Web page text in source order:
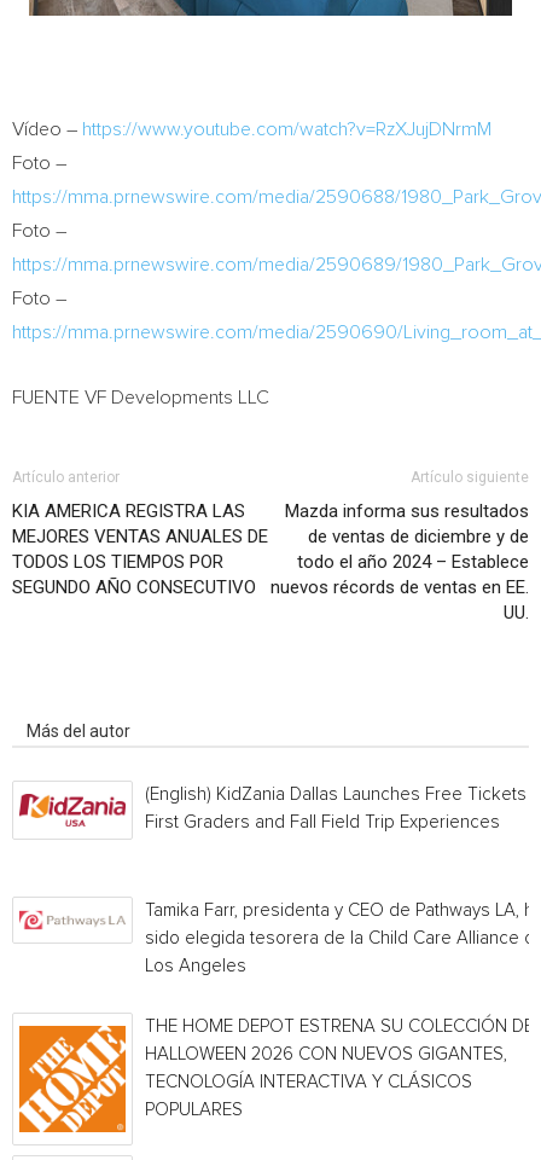
Vídeo – https://www.youtube.com/watch?v=RzXJujDNrmM
Foto –
https://mma.prnewswire.com/media/2590688/
Foto –
https://mma.prnewswire.com/media/2590689/
Foto –
https://mma.prnewswire.com/media/2590690/
FUENTE VF Developments LLC
Artículo anterior
KIA AMERICA REGISTRA LAS
MEJORES VENTAS ANUALES DE
TODOS LOS TIEMPOS POR
SEGUNDO AÑO CONSECUTIVO
Artículo siguiente
Mazda informa sus resultados
de ventas de diciembre y de
todo el año 2024 – Establece
nuevos récords de ventas en EE.
UU.
Más del autor
(English) KidZania Dallas Launches Free Tickets
First Graders and Fall Field Trip Experiences
Tamika Farr, presidenta y CEO de Pathways LA,
sido elegida tesorera de la Child Care Alliance of
Los Angeles
THE HOME DEPOT ESTRENA SU COLECCIÓN DE
HALLOWEEN 2026 CON NUEVOS GIGANTES,
TECNOLOGÍA INTERACTIVA Y CLÁSICOS
POPULARES